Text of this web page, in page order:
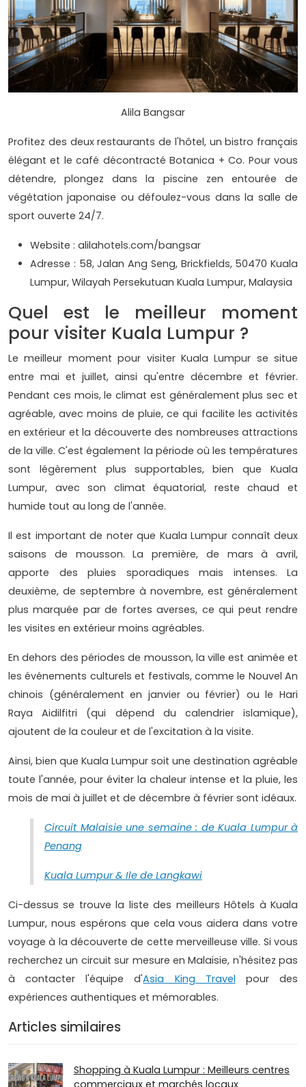
Alila Bangsar
Profitez des deux restaurants de l'hôtel, un bistro français
élégant et le café décontracté Botanica + Co. Pour vous
détendre, plongez dans la piscine zen entourée de
végétation japonaise ou défoulez-vous dans la salle de
sport ouverte 24/7.
Website : alilahotels.com/bangsar
Adresse : 58, Jalan Ang Seng, Brickfields, 50470 Kuala
Lumpur, Wilayah Persekutuan Kuala Lumpur, Malaysia
Quel est le meilleur moment
pour visiter Kuala Lumpur ?
Le meilleur moment pour visiter Kuala Lumpur se situe
entre mai et juillet, ainsi qu'entre décembre et février.
Pendant ces mois, le climat est généralement plus sec et
agréable, avec moins de pluie, ce qui facilite les activités
en extérieur et la découverte des nombreuses attractions
de la ville. C'est également la période où les températures
sont légèrement plus supportables, bien que Kuala
Lumpur, avec son climat équatorial, reste chaud et
humide tout au long de l'année.
Il est important de noter que Kuala Lumpur connaît deux
saisons de mousson. La première, de mars à avril,
apporte des pluies sporadiques mais intenses. La
deuxième, de septembre à novembre, est généralement
plus marquée par de fortes averses, ce qui peut rendre
les visites en extérieur moins agréables.
En dehors des périodes de mousson, la ville est animée et
les événements culturels et festivals, comme le Nouvel An
chinois (généralement en janvier ou février) ou le Hari
Raya Aidilfitri (qui dépend du calendrier islamique),
ajoutent de la couleur et de l'excitation à la visite.
Ainsi, bien que Kuala Lumpur soit une destination agréable
toute l'année, pour éviter la chaleur intense et la pluie, les
mois de mai à juillet et de décembre à février sont idéaux.
Circuit Malaisie une semaine : de Kuala Lumpur à
Penang
Kuala Lumpur & Ile de Langkawi
Ci-dessus se trouve la liste des meilleurs Hôtels à Kuala
Lumpur, nous espérons que cela vous aidera dans votre
voyage à la découverte de cette merveilleuse ville. Si vous
recherchez un circuit sur mesure en Malaisie, n'hésitez pas
à contacter l'équipe d'Asia King Travel pour des
expériences authentiques et mémorables.
Articles similaires
Shopping à Kuala Lumpur : Meilleurs centres
commerciaux et marchés locaux